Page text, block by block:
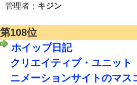
管理者： キジン
第108位
ホイップ日記
クリエイティブ・ユニッ
ニメーションサイトのマス